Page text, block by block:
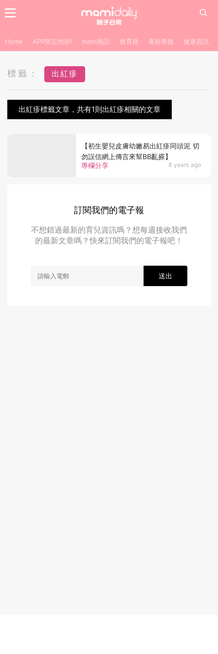
Home APP限定內容! mami熱話 教育路 產前產後 健康資訊
標籤： 出紅疹
出紅疹標籤文章，共有1則出紅疹相關的文章
專欄分享 8 years ago
【初生嬰兒皮膚幼嫩易出紅疹同頭泥 切
勿誤信網上傳言來幫BB亂搽】
訂閱我們的電子報
不想錯過最新的育兒資訊嗎？想每週接收我們
的最新文章嗎？快來訂閱我們的電子報吧！
送出